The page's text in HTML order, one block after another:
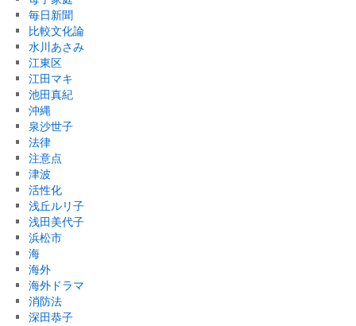
毎日新聞
比較文化論
水川あさみ
江東区
江田マキ
池田真紀
沖縄
泉沙世子
法律
注意点
津波
活性化
浅丘ルリ子
浅田美代子
浜松市
海
海外
海外ドラマ
消防法
深田恭子